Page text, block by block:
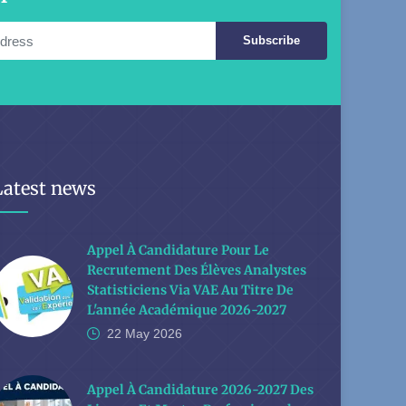
Subscribe
news
Appel À Candidature Pour Le
Recrutement Des Élèves Analystes
Statisticiens Via VAE Au Titre De
L'année Académique 2026-2027
22 May 2026
Appel À Candidature 2026-2027 Des